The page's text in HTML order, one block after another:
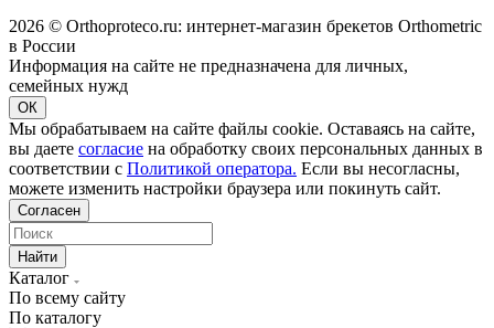
2026 © Orthoproteco.ru: интернет-магазин брекетов Orthometric
в России
Информация на сайте не предназначена для личных,
семейных нужд
ОК
Мы обрабатываем на сайте файлы cookie. Оставаясь на сайте,
вы даете согласие на обработку своих персональных данных в
соответствии с Политикой оператора. Если вы несогласны,
можете изменить настройки браузера или покинуть сайт.
Согласен
Найти
Каталог
По всему сайту
По каталогу